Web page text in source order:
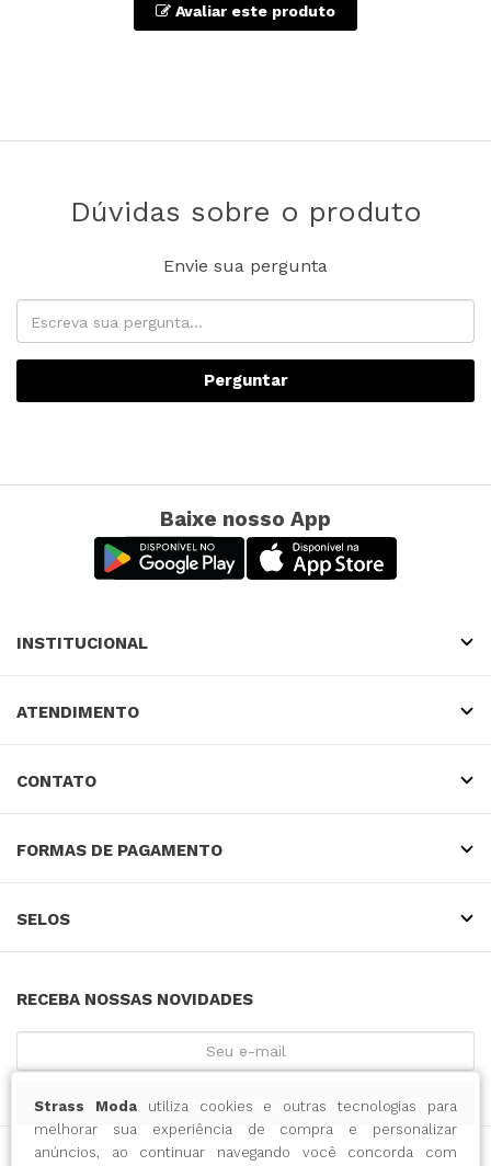
Strass Modautiliza cookies e outras tecnologias para
melhorar sua experiência de compra e personalizar
anúncios, ao continuar navegando você concorda com
Avaliar este produto
Dúvidas sobre o produto
Envie sua pergunta
Perguntar
Baixe nosso App
INSTITUCIONAL
ATENDIMENTO
CONTATO
FORMAS DE PAGAMENTO
SELOS
RECEBA NOSSAS NOVIDADES
CADASTRE-SE